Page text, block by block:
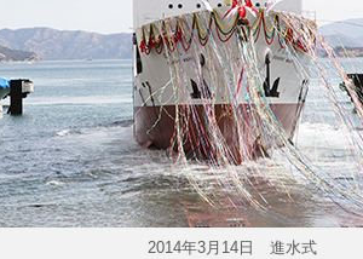
2014年3月14日 進水式